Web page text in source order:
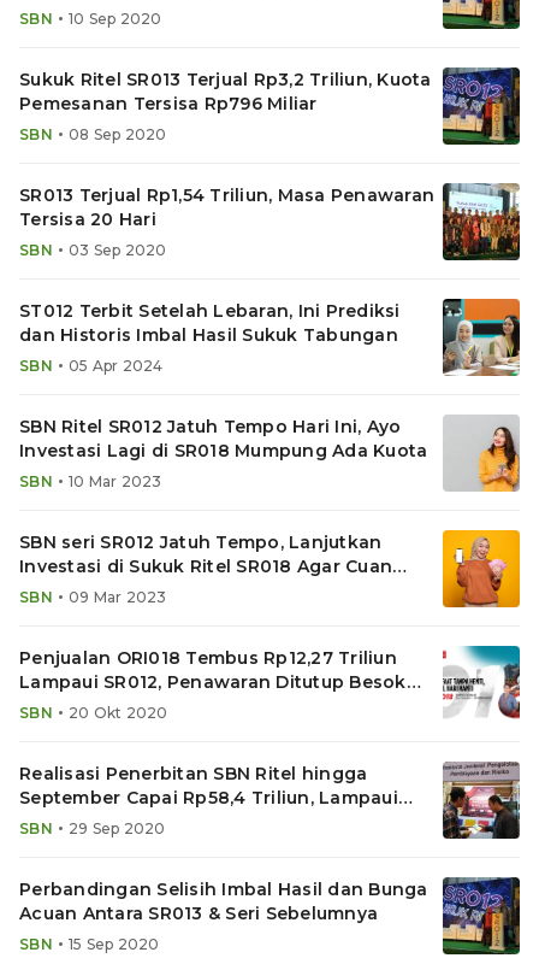
SBN • 10 Sep 2020
Sukuk Ritel SR013 Terjual Rp3,2 Triliun, Kuota
Pemesanan Tersisa Rp796 Miliar
SBN • 08 Sep 2020
SR013 Terjual Rp1,54 Triliun, Masa Penawaran
Tersisa 20 Hari
SBN • 03 Sep 2020
ST012 Terbit Setelah Lebaran, Ini Prediksi
dan Historis Imbal Hasil Sukuk Tabungan
SBN • 05 Apr 2024
SBN Ritel SR012 Jatuh Tempo Hari Ini, Ayo
Investasi Lagi di SR018 Mumpung Ada Kuota
SBN • 10 Mar 2023
SBN seri SR012 Jatuh Tempo, Lanjutkan
Investasi di Sukuk Ritel SR018 Agar Cuan
Maksimal
SBN • 09 Mar 2023
Penjualan ORI018 Tembus Rp12,27 Triliun
Lampaui SR012, Penawaran Ditutup Besok
Pagi
SBN • 20 Okt 2020
Realisasi Penerbitan SBN Ritel hingga
September Capai Rp58,4 Triliun, Lampaui
2019
SBN • 29 Sep 2020
Perbandingan Selisih Imbal Hasil dan Bunga
Acuan Antara SR013 & Seri Sebelumnya
SBN • 15 Sep 2020